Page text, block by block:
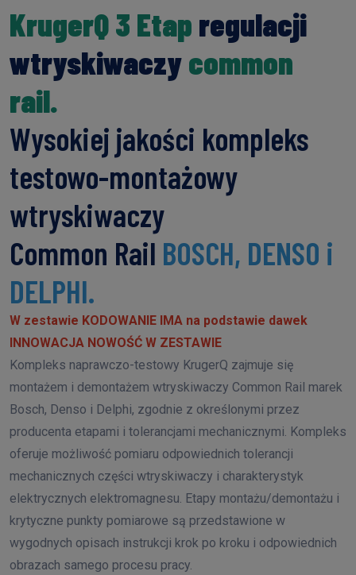
KrugerQ 3 Etap regulacji
wtryskiwaczycommon
rail.
Wysokiej jakości kompleks
testowo-montażowy
wtryskiwaczy
Common Rail BOSCH, DENSO i
DELPHI.
W zestawie KODOWANIE IMA na podstawie dawek
INNOWACJA NOWOŚĆ W ZESTAWIE
Kompleks naprawczo-testowy KrugerQ zajmuje się
montażem i demontażem wtryskiwaczy Common Rail marek
Bosch, Denso i Delphi, zgodnie z określonymi przez
producenta etapami i tolerancjami mechanicznymi. Kompleks
oferuje możliwość pomiaru odpowiednich tolerancji
mechanicznych części wtryskiwaczy i charakterystyk
elektrycznych elektromagnesu. Etapy montażu/demontażu i
krytyczne punkty pomiarowe są przedstawione w
wygodnych opisach instrukcji krok po kroku i odpowiednich
obrazach samego procesu pracy.